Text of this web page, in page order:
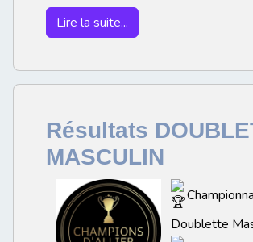
Lire la suite...
Résultats
MASCULIN
Doublette